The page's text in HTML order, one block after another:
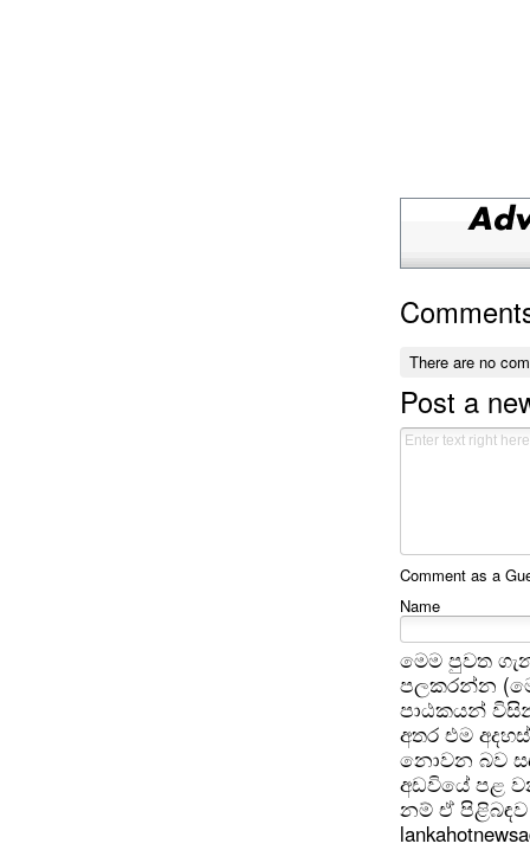
There are no
Post a
Comment as a
Name
මෙම පුවත
පලකරන්න
පාඨකයන්
අතර එම
නොවන බව
අඩවියේ පළ
නම් ඒ පිළිබඳව